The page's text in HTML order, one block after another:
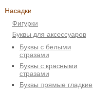
Насадки
Фигурки
Буквы для аксессуаров
Буквы с белыми
стразами
Буквы с красными
стразами
Буквы прямые гладкие